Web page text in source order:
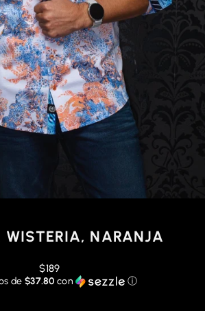
NARANJA
Precio
habitual
$189
de $37.80 con ⓘ